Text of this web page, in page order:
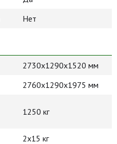
Нет
2730х1290х1520 мм
2760х1290х1975 мм
1250 кг
2х15 кг